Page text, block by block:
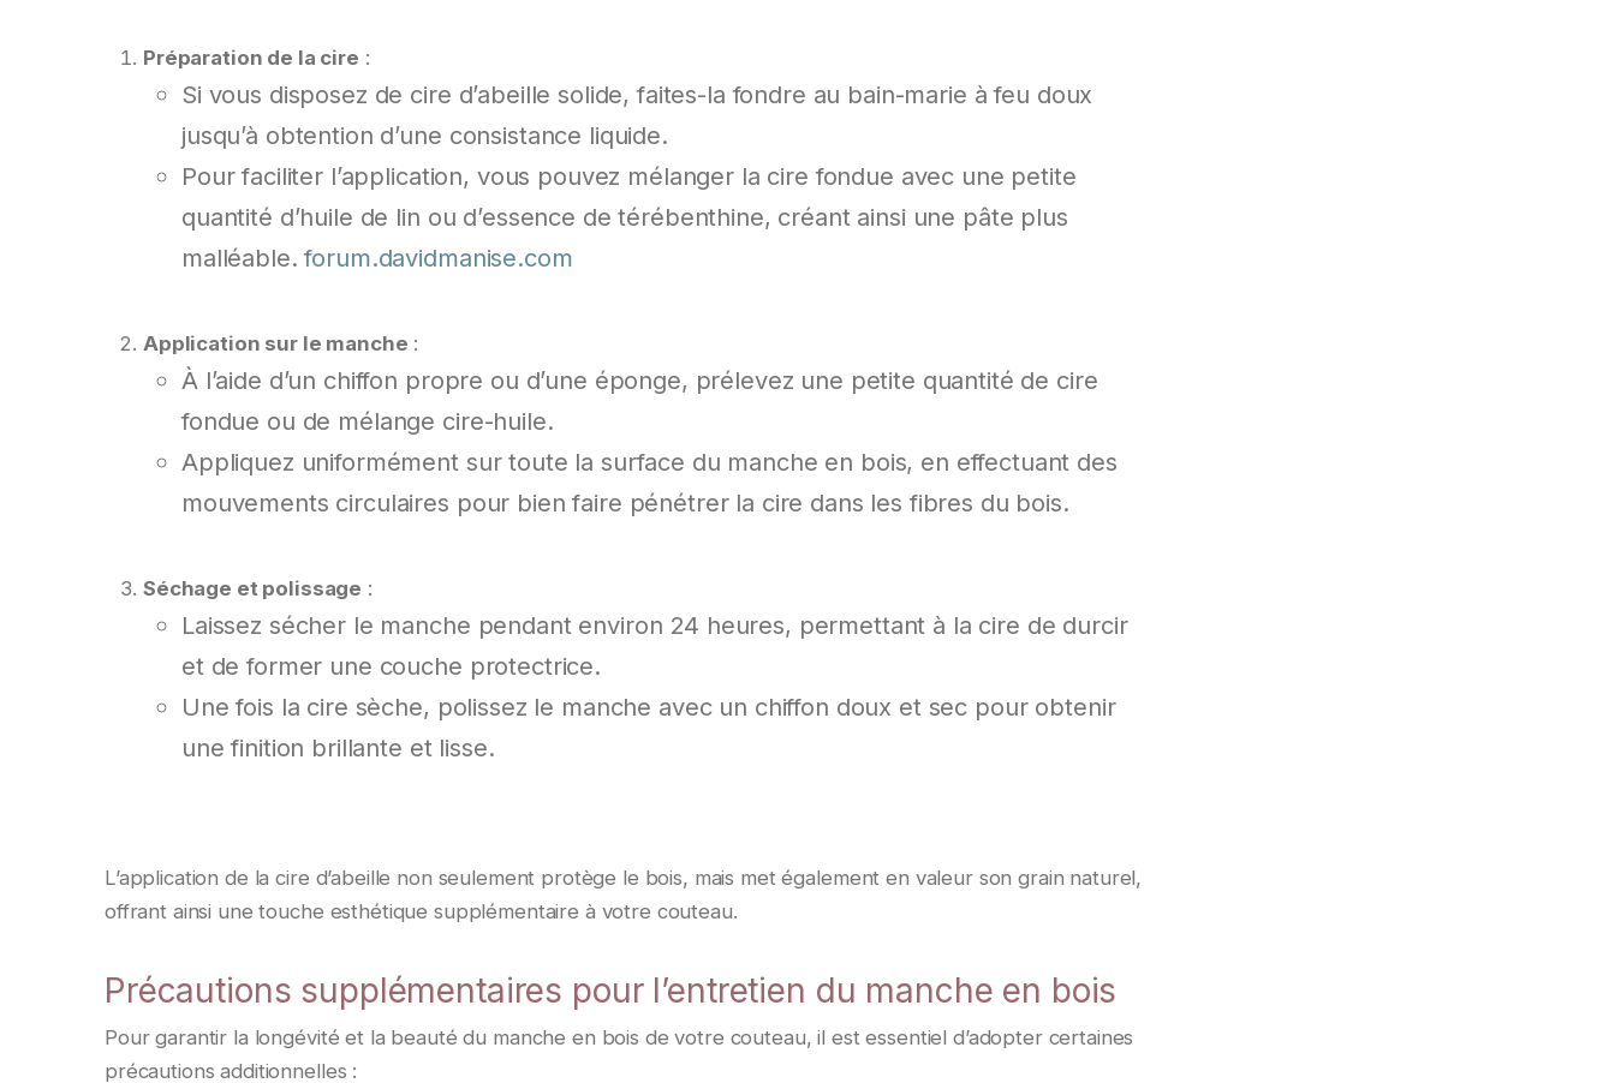
Préparation de la cire :
Si vous disposez de cire d’abeille solide, faites-la fondre au bain-marie à feu doux
jusqu’à obtention d’une consistance liquide.
Pour faciliter l’application, vous pouvez mélanger la cire fondue avec une petite
quantité d’huile de lin ou d’essence de térébenthine, créant ainsi une pâte plus
malléable.forum.davidmanise.com
Application sur le manche :
À l’aide d’un chiffon propre ou d’une éponge, prélevez une petite quantité de cire
fondue ou de mélange cire-huile.
Appliquez uniformément sur toute la surface du manche en bois, en effectuant des
mouvements circulaires pour bien faire pénétrer la cire dans les fibres du bois.
Séchage et polissage :
Laissez sécher le manche pendant environ 24 heures, permettant à la cire de durcir
et de former une couche protectrice.
Une fois la cire sèche, polissez le manche avec un chiffon doux et sec pour obtenir
une finition brillante et lisse.
L’application de la cire d’abeille non seulement protège le bois, mais met également en valeur son grain naturel,
offrant ainsi une touche esthétique supplémentaire à votre couteau.
Précautions supplémentaires pour l’entretien du manche en bois
Pour garantir la longévité et la beauté du manche en bois de votre couteau, il est essentiel d’adopter certaines
précautions additionnelles :